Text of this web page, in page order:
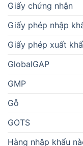
Giấy chứng nhận
Giấy phép nhập
Giấy phép xuất
GlobalGAP
GMP
Gỗ
GOTS
Hàng nhập khẩu